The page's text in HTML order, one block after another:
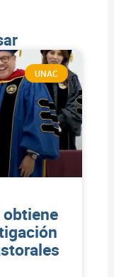
UNAC
obtiene